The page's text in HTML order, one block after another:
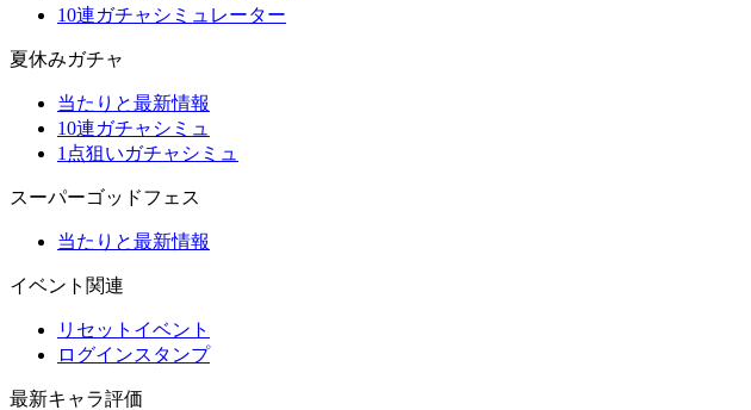
10連ガチャシミュレーター
夏休みガチャ
当たりと最新情報
10連ガチャシミュ
1点狙いガチャシミュ
スーパーゴッドフェス
当たりと最新情報
イベント関連
リセットイベント
ログインスタンプ
最新キャラ評価